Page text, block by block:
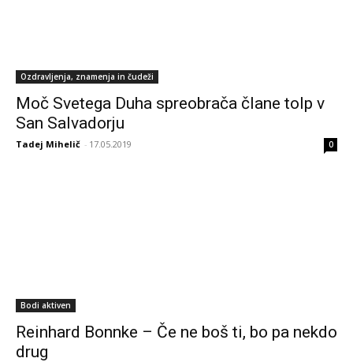
Ozdravljenja, znamenja in čudeži
Moč Svetega Duha spreobrača člane tolp v
San Salvadorju
Tadej Mihelič - 17.05.2019 0
Bodi aktiven
Reinhard Bonnke – Če ne boš ti, bo pa nekdo
drug